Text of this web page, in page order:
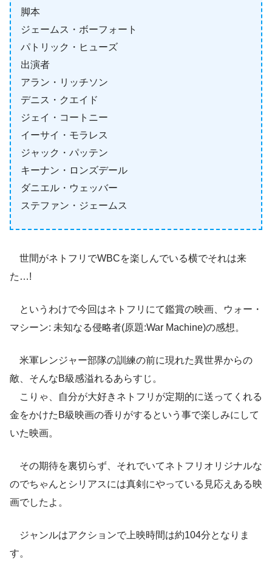
脚本
ジェームス・ボーフォート
パトリック・ヒューズ
出演者
アラン・リッチソン
デニス・クエイド
ジェイ・コートニー
イーサイ・モラレス
ジャック・パッテン
キーナン・ロンズデール
ダニエル・ウェッバー
ステファン・ジェームス
世間がネトフリでWBCを楽しんでいる横でそれは来
た…!
というわけで今回はネトフリにて鑑賞の映画、ウォー・
マシーン: 未知なる侵略者(原題:War Machine)の感想。
米軍レンジャー部隊の訓練の前に現れた異世界からの
敵、そんなB級感溢れるあらすじ。
こりゃ、自分が大好きネトフリが定期的に送ってくれる
金をかけたB級映画の香りがするという事で楽しみにして
いた映画。
その期待を裏切らず、それでいてネトフリオリジナルな
のでちゃんとシリアスには真剣にやっている見応えある映
画でしたよ。
ジャンルはアクションで上映時間は約104分となりま
す。